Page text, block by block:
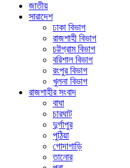
জাতীয়
সারাদেশ
ঢাকা বিভাগ
রাজশাহী বিভাগ
চট্টগ্রাম বিভাগ
বরিশাল বিভাগ
রংপুর বিভাগ
খুলনা বিভাগ
রাজশাহীর সংবাদ
বাঘা
চারঘাট
দুর্গাপুর
পুঠিয়া
গোদাগাড়ি
তানোর